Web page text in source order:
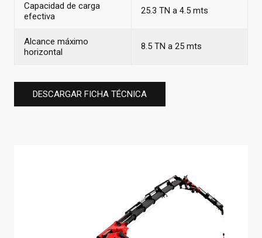
Capacidad de carga
efectiva
25.3 TN a 4.5 mts
Alcance máximo
horizontal
8.5 TN a 25 mts
DESCARGAR FICHA TÉCNICA